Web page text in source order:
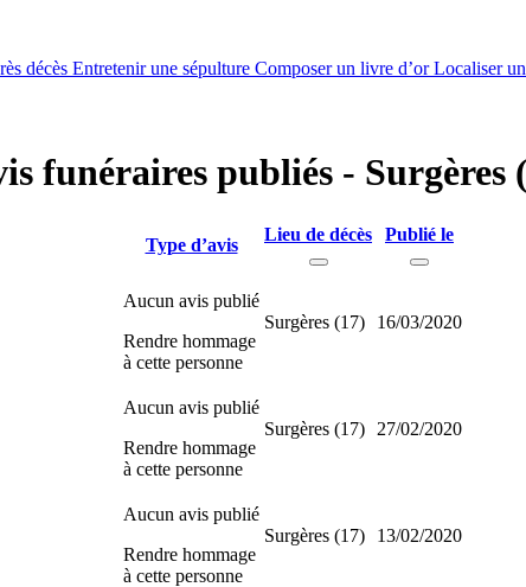
décès Entretenir une sépulture Composer un livre d’orLocaliser
funéraires publiés -
Type d’avis
Lieu de décès Publié le
Aucun avis publié
Rendre hommage
à cette personne
Surgères (17) 16/03/2020
Aucun avis publié
Rendre hommage
à cette personne
Surgères (17) 27/02/2020
Aucun avis publié
Rendre hommage
à cette personne
Surgères (17) 13/02/2020